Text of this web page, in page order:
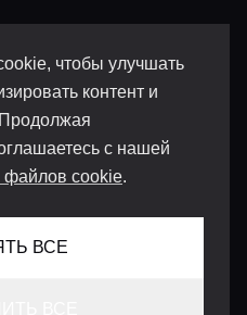
чтобы улучшать
контент и
с нашей
файлов cookie.
ВСЕ